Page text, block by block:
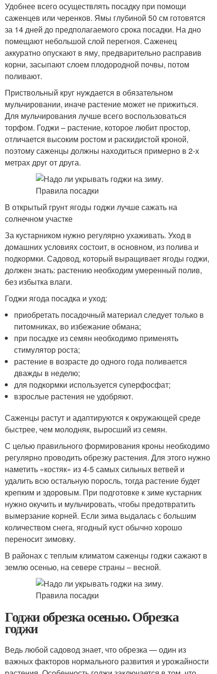
Удобнее всего осуществлять посадку при помощи
саженцев или черенков. Ямы глубиной 50 см готовятся
за 14 дней до предполагаемого срока посадки. На дно
помещают небольшой слой перегноя. Саженец
аккуратно опускают в яму, предварительно расправив
корни, засыпают слоем плодородной почвы, потом
поливают.
Приствольный круг нуждается в обязательном
мульчировании, иначе растение может не прижиться.
Для мульчирования лучше всего воспользоваться
торфом. Годжи – растение, которое любит простор,
отличается высоким ростом и раскидистой кроной,
поэтому саженцы должны находиться примерно в 2-х
метрах друг от друга.
В открытый грунт ягоды годжи лучше сажать на
солнечном участке
За кустарником нужно регулярно ухаживать. Уход в
домашних условиях состоит, в основном, из полива и
подкормки. Садовод, который выращивает ягоды годжи,
должен знать: растению необходим умеренный полив,
без избытка влаги.
Годжи ягода посадка и уход:
приобретать посадочный материал следует только в
питомниках, во избежание обмана;
при посадке из семян необходимо применять
стимулятор роста;
растение в возрасте до одного года поливается
дважды в неделю;
для подкормки используется суперфосфат;
взрослые растения не удобряют.
Саженцы растут и адаптируются к окружающей среде
быстрее, чем молодняк, выросший из семян.
С целью правильного формирования кроны необходимо
регулярно проводить обрезку растения. Для этого нужно
наметить «костяк» из 4-5 самых сильных ветвей и
удалить всю остальную поросль, тогда растение будет
крепким и здоровым. При подготовке к зиме кустарник
нужно окучить и мульчировать, чтобы предотвратить
вымерзание корней. Если зима выдалась с большим
количеством снега, ягодный куст обычно хорошо
переносит зимовку.
В районах с теплым климатом саженцы годжи сажают в
землю осенью, на севере страны – весной.
Годжи обрезка осенью. Обрезка
годжи
Ведь любой садовод знает, что обрезка — один из
важных факторов нормального развития и урожайности